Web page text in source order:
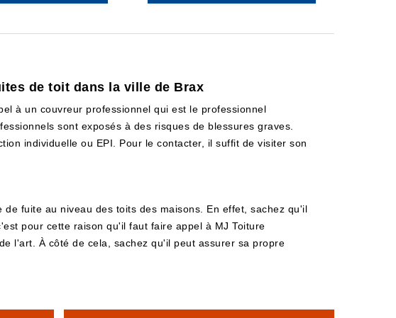
de toit dans la ville de Brax
à un couvreur professionnel qui est le professionnel
sont exposés à des risques de blessures graves.
individuelle ou EPI. Pour le contacter, il suffit de visiter son
fuite au niveau des toits des maisons. En effet, sachez qu'il
pour cette raison qu'il faut faire appel à MJ Toiture
l'art. À côté de cela, sachez qu'il peut assurer sa propre